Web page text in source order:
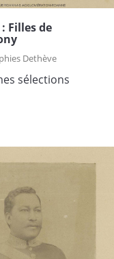
Filles de
Dethève
sélections